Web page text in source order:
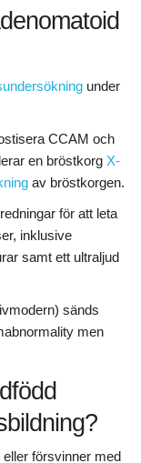
under
CCAM och
en bröstkorg X-
av bröstkorgen.
för att leta
inklusive
samt ett ultraljud
sänds
men
försvinner med